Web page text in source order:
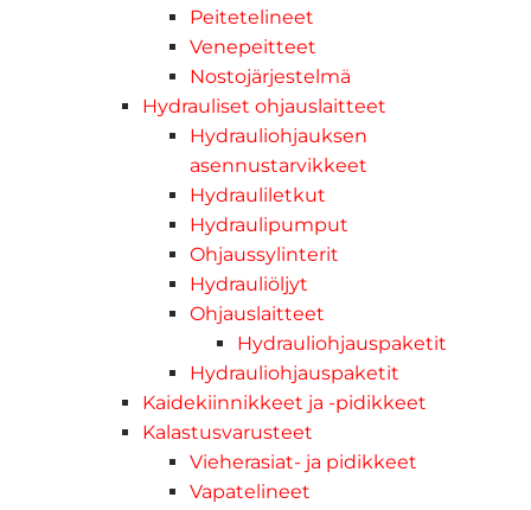
Peitetelineet
Venepeitteet
Nostojärjestelmä
Hydrauliset ohjauslaitteet
Hydrauliohjauksen
asennustarvikkeet
Hydrauliletkut
Hydraulipumput
Ohjaussylinterit
Hydrauliöljyt
Ohjauslaitteet
Hydrauliohjauspaketit
Hydrauliohjauspaketit
Kaidekiinnikkeet ja -pidikkeet
Kalastusvarusteet
Vieherasiat- ja pidikkeet
Vapatelineet